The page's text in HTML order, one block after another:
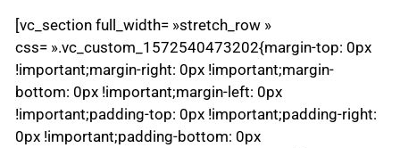
[vc_section full_width= »stretch_row »
css= ».vc_custom_1572540473202{margin-top: 0px
!important;margin-right: 0px !important;margin-
bottom: 0px !important;margin-left: 0px
!important;padding-top: 0px !important;padding-right:
0px !important;padding-bottom: 0px